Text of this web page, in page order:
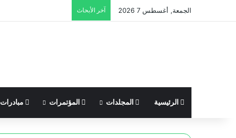
الجمعة, أغسطس 7 2026 آخر الأبحاث
الرئيسية المجلدات المؤتمرات مبادرات